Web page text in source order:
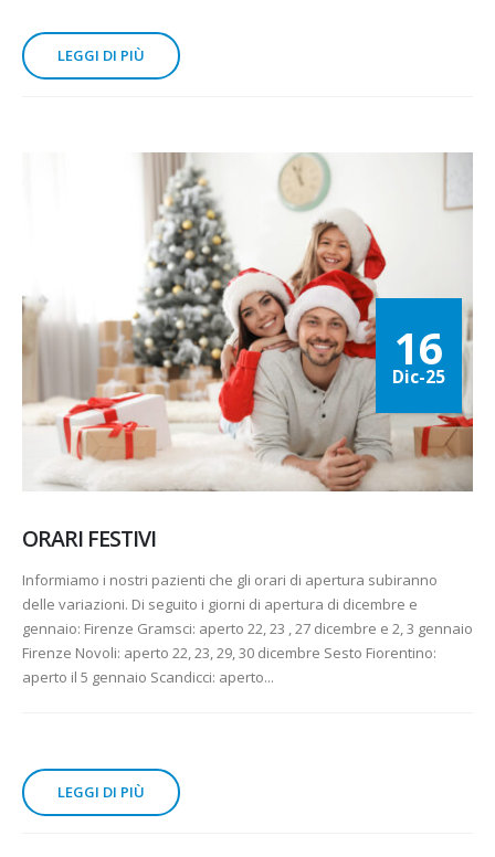
LEGGI DI PIÙ
16
Dic-25
ORARI FESTIVI
Informiamo i nostri pazienti che gli orari di apertura subiranno
delle variazioni. Di seguito i giorni di apertura di dicembre e
gennaio: Firenze Gramsci: aperto 22, 23 , 27 dicembre e 2, 3 gennaio
Firenze Novoli: aperto 22, 23, 29, 30 dicembre Sesto Fiorentino:
aperto il 5 gennaio Scandicci: aperto...
LEGGI DI PIÙ